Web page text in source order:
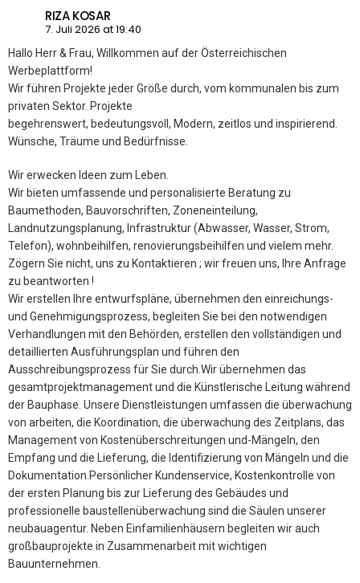
RIZA KOSAR
7. Juli 2026 at 19:40
Hallo Herr & Frau, Willkommen auf der Österreichischen
Werbeplattform!
Wir führen Projekte jeder Größe durch, vom kommunalen bis zum
privaten Sektor. Projekte
begehrenswert, bedeutungsvoll, Modern, zeitlos und inspirierend.
Wünsche, Träume und Bedürfnisse.
Wir erwecken Ideen zum Leben.
Wir bieten umfassende und personalisierte Beratung zu
Baumethoden, Bauvorschriften, Zoneneinteilung,
Landnutzungsplanung, Infrastruktur (Abwasser, Wasser, Strom,
Telefon), wohnbeihilfen, renovierungsbeihilfen und vielem mehr.
Zögern Sie nicht, uns zu Kontaktieren ; wir freuen uns, Ihre Anfrage
zu beantworten !
Wir erstellen Ihre entwurfspläne, übernehmen den einreichungs-
und Genehmigungsprozess, begleiten Sie bei den notwendigen
Verhandlungen mit den Behörden, erstellen den vollständigen und
detaillierten Ausführungsplan und führen den
Ausschreibungsprozess für Sie durch.Wir übernehmen das
gesamtprojektmanagement und die Künstlerische Leitung während
der Bauphase. Unsere Dienstleistungen umfassen die überwachung
von arbeiten, die Koordination, die überwachung des Zeitplans, das
Management von Kostenüberschreitungen und-Mängeln, den
Empfang und die Lieferung, die Identifizierung von Mängeln und die
Dokumentation.Persönlicher Kundenservice, Kostenkontrolle von
der ersten Planung bis zur Lieferung des Gebäudes und
professionelle baustellenüberwachung sind die Säulen unserer
neubauagentur. Neben Einfamilienhäusern begleiten wir auch
großbauprojekte in Zusammenarbeit mit wichtigen
Bauunternehmen.